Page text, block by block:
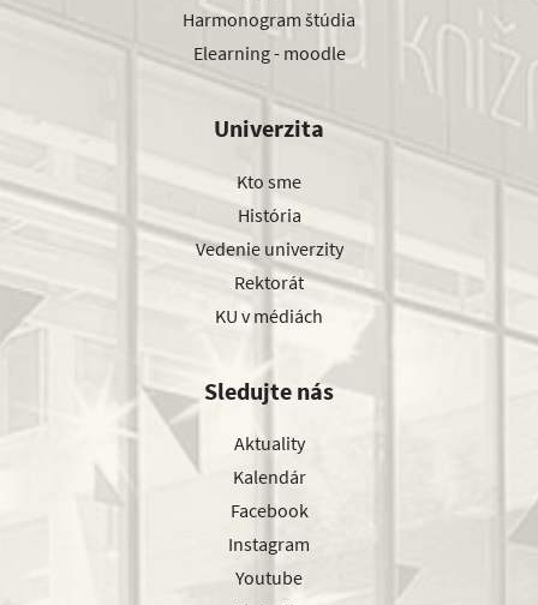
Harmonogram štúdia
Elearning - moodle
Univerzita
Kto sme
História
Vedenie univerzity
Rektorát
KU v médiách
Sledujte nás
Aktuality
Kalendár
Facebook
Instagram
Youtube